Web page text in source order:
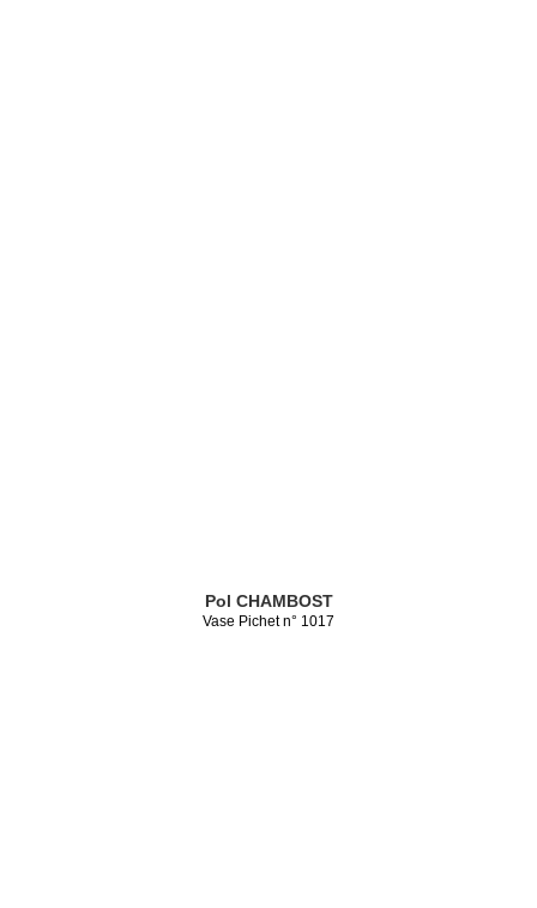
Pol CHAMBOST
Vase Pichet n° 1017